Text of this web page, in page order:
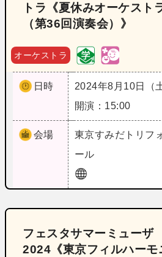
トラ《夏休みオーケスト
（第36回演奏会）》
オーケストラ
日時
2024年8月10日（
開演：15:00
会場 東京すみだトリフ
ール
フェスタサマーミュー
2024《東京フィルハーモ